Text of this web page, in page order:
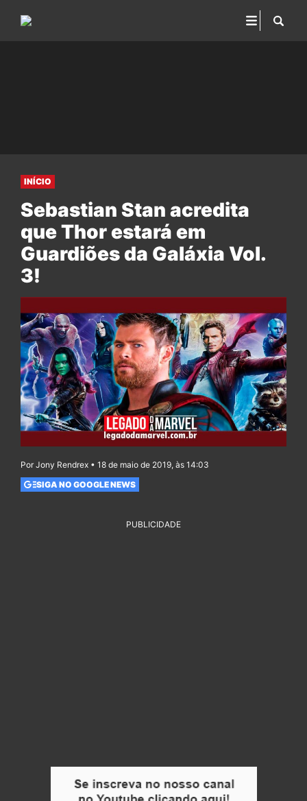
INÍCIO
Sebastian Stan acredita
que Thor estará em
Guardiões da Galáxia Vol.
3!
Por Jony Rendrex • 18 de maio de 2019, às 14:03
SIGA NO GOOGLE NEWS
PUBLICIDADE